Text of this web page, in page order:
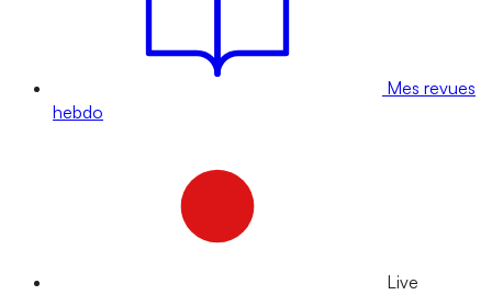
Mes revues
hebdo
Live